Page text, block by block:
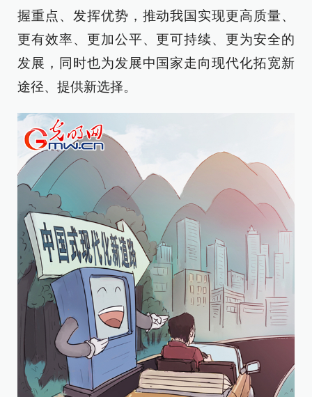
握重点、发挥优势，推动我国实现更高质量、
更有效率、更加公平、更可持续、更为安全的
发展，同时也为发展中国家走向现代化拓宽新
途径、提供新选择。